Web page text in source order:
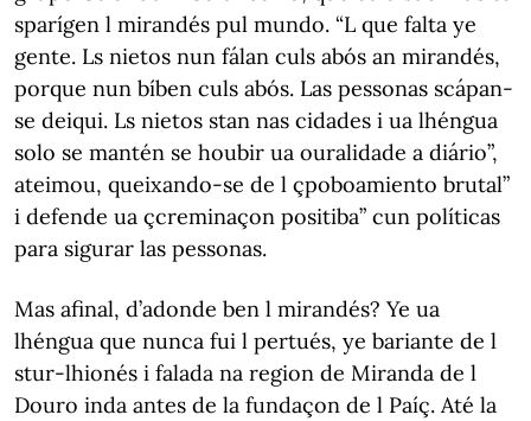
sparígen l mirandés pul mundo. “L que falta ye
gente. Ls nietos nun fálan culs abós an mirandés,
porque nun bíben culs abós. Las pessonas scápan-
se deiqui. Ls nietos stan nas cidades i ua lhéngua
solo se mantén se houbir ua ouralidade a diário”,
ateimou, queixando-se de l çpoboamiento brutal”
i defende ua çcreminaçon positiba” cun políticas
para sigurar las pessonas.
Mas afinal, d’adonde ben l mirandés? Ye ua
lhéngua que nunca fui l pertués, ye bariante de l
stur-lhionés i falada na region de Miranda de l
Douro inda antes de la fundaçon de l Paíç. Até la